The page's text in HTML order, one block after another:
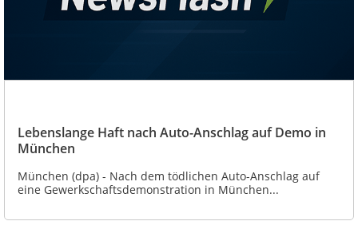
Lebenslange Haft nach Auto-Anschlag auf Demo in
München
München (dpa) - Nach dem tödlichen Auto-Anschlag auf
eine Gewerkschaftsdemonstration in München...